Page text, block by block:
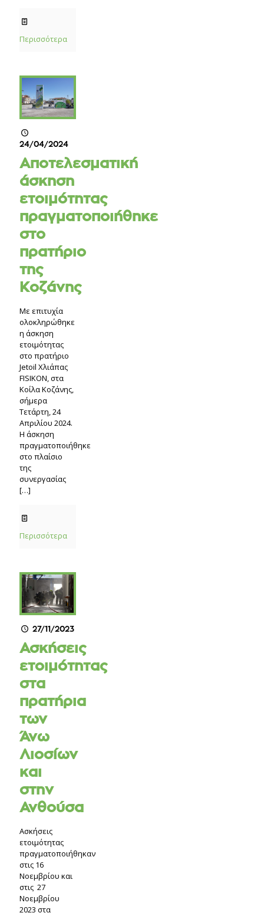
Περισσότερα
24/04/2024
Αποτελεσματική
άσκηση
ετοιμότητας
πραγματοποιήθηκε
στο
πρατήριο
της
Κοζάνης
Με επιτυχία
ολοκληρώθηκε
η άσκηση
ετοιμότητας
στο πρατήριο
Jetoil Χλιάπας
FISIKON, στα
Κοίλα Κοζάνης,
σήμερα
Τετάρτη, 24
Απριλίου 2024.
Η άσκηση
πραγματοποιήθηκε
στο πλαίσιο
της
συνεργασίας
[…]
Περισσότερα
27/11/2023
Ασκήσεις
ετοιμότητας
στα
πρατήρια
των
Άνω
Λιοσίων
και
στην
Ανθούσα
Ασκήσεις
ετοιμότητας
πραγματοποιήθηκαν
στις 16
Νοεμβρίου και
στις 27
Νοεμβρίου
2023 στα